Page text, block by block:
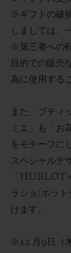
※ ギフトの破
しましては、
※ 第三者への
目的での販売
為に使用する
また、ブティ
ミエ 」も「お
をモチーフに
スペシャルデ
ラショ (ホット
けます。
※12 月 9 日（